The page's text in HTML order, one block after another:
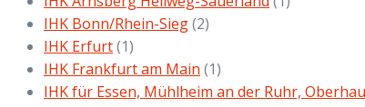
IHK Bonn/Rhein-Sieg(2)
IHK Erfurt(1)
IHK Frankfurt am Main (1)
IHK für Essen, Mühlheim an der Ruhr,